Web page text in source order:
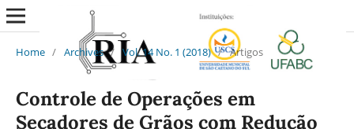
Home / Archives / Vol. 14 No. 1 (2018) / Artigos
Controle de Operações em
Secadores de Grãos com Redução